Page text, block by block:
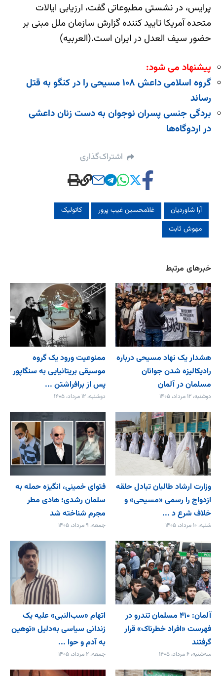
پرایس، در نشستی مطبوعاتی گفت، ارزیابی ایالات
متحده آمریکا تایید کننده گزارش سازمان ملل مبنی بر
حضور سیف العدل در ایران است.(العربیه)
پیشنهاد می شود:
گروه اسلامی داعش ۱۰۸ مسیحی را در کنگو به قتل
رساند
بردگی جنسی پسران نوجوان به دست زنان داعشی
در اردوگاه‌ها
اشتراک‌گذاری
آرا شاوردیان غلامحسین غیب پرور
کاتولیک‌
مهوش ثابت
خبرهای مرتبط
هشدار یک نهاد مسیحی درباره
رادیکالیزه شدن جوانان
مسلمان در آلمان
دوشنبه، ۱۲ مرداد، ۱۴۰۵
ممنوعیت ورود یک گروه
موسیقی بریتانیایی به سنگاپور
پس از برافراشتن ...
دوشنبه، ۱۲ مرداد، ۱۴۰۵
وزارت ارشاد طالبان تبادل حلقه
ازدواج را رسمی «مسیحی» و
خلاف شرع د ...
شنبه، ۱۰ مرداد، ۱۴۰۵
فتوای خمینی، انگیزه حمله به
سلمان رشدی؛ هادی مطر
مجرم شناخته شد
جمعه، ۹ مرداد، ۱۴۰۵
آلمان: ۴۱۰ مسلمان تندرو در
فهرست «افراد خطرناک» قرار
گرفتند
سه‌شنبه، ۶ مرداد، ۱۴۰۵
اتهام «سب‌النبی» علیه یک
زندانی سیاسی به‌دلیل «توهین
به آدم و حوا ...
جمعه، ۲ مرداد، ۱۴۰۵